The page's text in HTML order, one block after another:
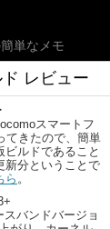
単なメモ
レビュー
スマートフ
てきたので、簡単
ルドであること
新分ということで
ら 。
バンドバージョ